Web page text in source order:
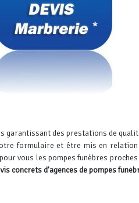
garantissant des prestations de
formulaire et être mis en
vous les pompes funèbres
concrets d’agences de pompes